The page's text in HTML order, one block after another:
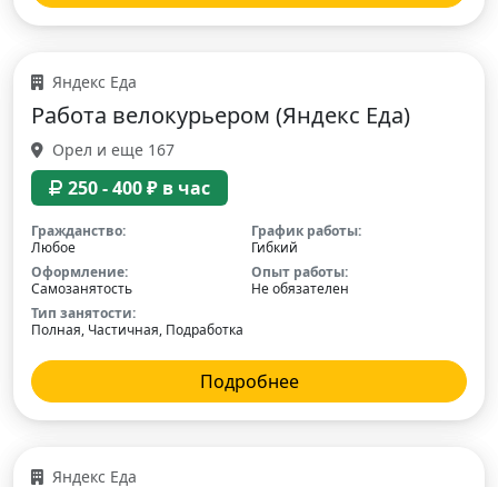
Яндекс Еда
Работа велокурьером (Яндекс Еда)
Орел и еще 167
250 - 400 ₽ в час
Гражданство:
Любое
График работы:
Гибкий
Оформление:
Самозанятость
Опыт работы:
Не обязателен
Тип занятости:
Полная, Частичная, Подработка
Подробнее
Яндекс Еда